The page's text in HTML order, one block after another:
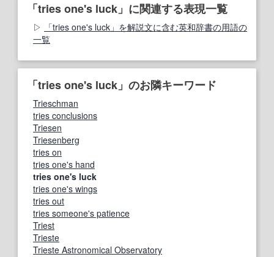
「tries one's luck」に関連する表現一覧
「tries one's luck」を解説文に含む英和辞書の用語の
一覧
「tries one's luck」のお隣キーワード
Trieschman
tries conclusions
Triesen
Triesenberg
tries on
tries one's hand
tries one's luck
tries one's wings
tries out
tries someone's patience
Triest
Trieste
Trieste Astronomical Observatory